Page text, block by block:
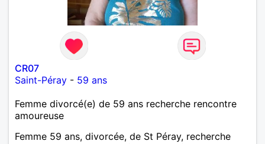
CR07
Saint-Péray - 59 ans
Femme divorcé(e) de 59 ans recherche rencontre
amoureuse
Femme 59 ans, divorcée, de St Péray, recherche